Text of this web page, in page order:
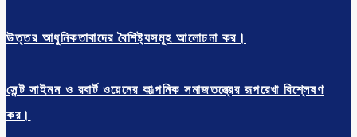
উত্তর আধুনিকতাবাদের বৈশিষ্ট্যসমূহ আলোচনা কর।
সেন্ট সাইমন ও রবার্ট ওয়েনের কাল্পনিক সমাজতন্ত্রের রূপরেখা বিশ্লেষণ
কর।